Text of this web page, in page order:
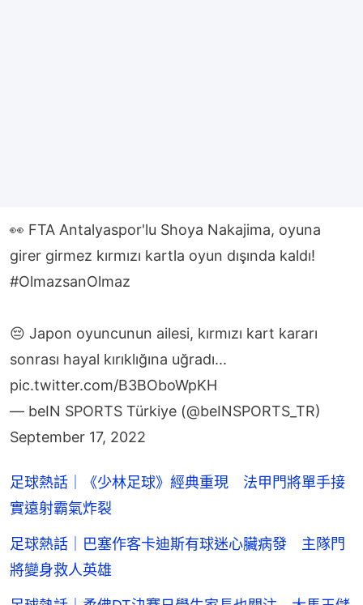
👀 FTA Antalyaspor'lu Shoya Nakajima, oyuna
girer girmez kırmızı kartla oyun dışında kaldı!
#OlmazsanOlmaz
😔 Japon oyuncunun ailesi, kırmızı kart kararı
sonrası hayal kırıklığına uğradı...
pic.twitter.com/B3BOboWpKH
— beIN SPORTS Türkiye (@beINSPORTS_TR)
September 17, 2022
足球熱話｜《少林足球》經典重現 法甲門將單手接
實遠射霸氣炸裂
足球熱話｜巴塞作客卡迪斯有球迷心臟病發 主隊門
將變身救人英雄